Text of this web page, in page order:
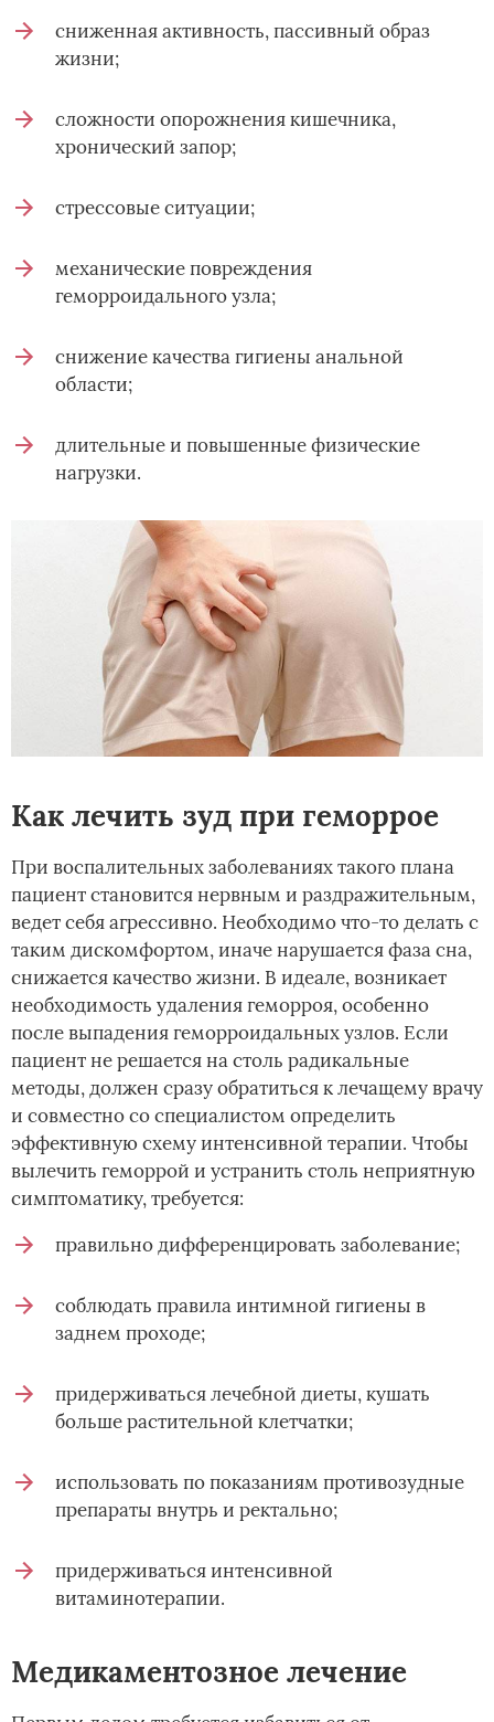
сниженная активность, пассивный образ
жизни;
сложности опорожнения кишечника,
хронический запор;
стрессовые ситуации;
механические повреждения
геморроидального узла;
снижение качества гигиены анальной
области;
длительные и повышенные физические
нагрузки.
Как лечить зуд при геморрое
При воспалительных заболеваниях такого плана
пациент становится нервным и раздражительным,
ведет себя агрессивно. Необходимо что-то делать с
таким дискомфортом, иначе нарушается фаза сна,
снижается качество жизни. В идеале, возникает
необходимость удаления геморроя, особенно
после выпадения геморроидальных узлов. Если
пациент не решается на столь радикальные
методы, должен сразу обратиться к лечащему врачу
и совместно со специалистом определить
эффективную схему интенсивной терапии. Чтобы
вылечить геморрой и устранить столь неприятную
симптоматику, требуется:
правильно дифференцировать заболевание;
соблюдать правила интимной гигиены в
заднем проходе;
придерживаться лечебной диеты, кушать
больше растительной клетчатки;
использовать по показаниям противозудные
препараты внутрь и ректально;
придерживаться интенсивной
витаминотерапии.
Медикаментозное лечение